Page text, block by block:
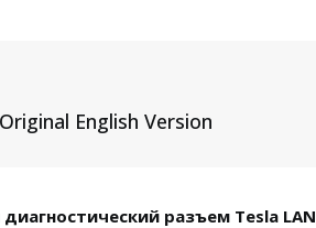
Original English Version
разъем Tesla LAN